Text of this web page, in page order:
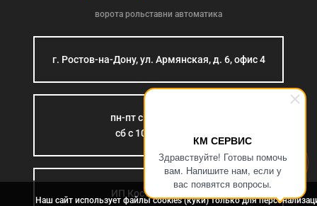
КМ СЕРВИС
Здравствуйте! Готовы помочь
вам. Напишите нам, если у
вас появятся вопросы.
ворота рольставни автоматика
г. Ростов-на-Дону, ул. Армянская, д. 6, офис 4
пн-пт с 9:00 до 18:00
сб с 10:00 до 15:00
ИП Костромина Л.Б.
Наш сайт использует файлы cookies (куки) только для